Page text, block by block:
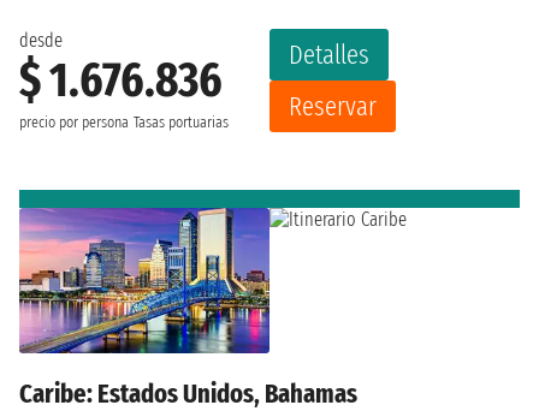
desde
$ 1.676.836
precio por persona Tasas portuarias
Detalles
Reservar
Caribe: Estados Unidos, Bahamas